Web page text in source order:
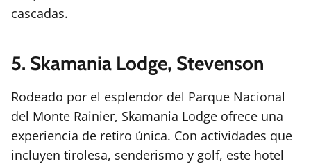
cascadas.
5. Skamania Lodge, Stevenson
Rodeado por el esplendor del Parque Nacional
del Monte Rainier, Skamania Lodge ofrece una
experiencia de retiro única. Con actividades que
incluyen tirolesa, senderismo y golf, este hotel